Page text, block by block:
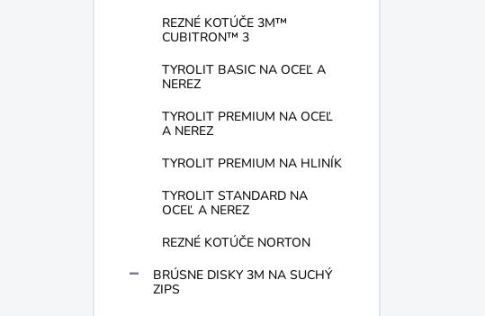
REZNÉ KOTÚČE 3M™
CUBITRON™ 3
TYROLIT BASIC NA OCEĽ A
NEREZ
TYROLIT PREMIUM NA OCEĽ
A NEREZ
TYROLIT PREMIUM NA HLINÍK
TYROLIT STANDARD NA
OCEĽ A NEREZ
REZNÉ KOTÚČE NORTON
BRÚSNE DISKY 3M NA SUCHÝ
ZIPS